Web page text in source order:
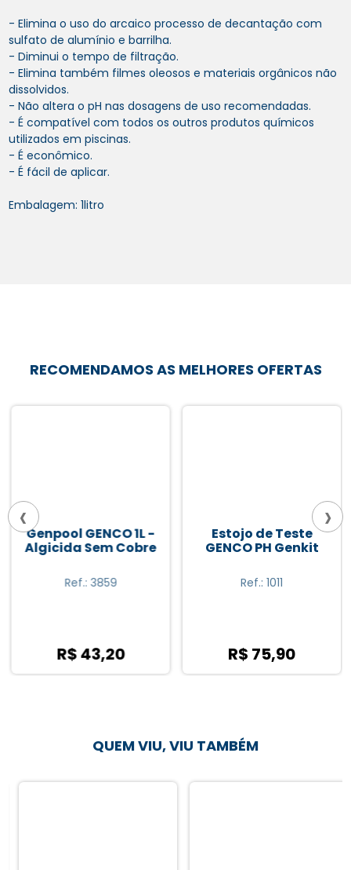
- Elimina o uso do arcaico processo de decantação com
sulfato de alumínio e barrilha.
- Diminui o tempo de filtração.
- Elimina também filmes oleosos e materiais orgânicos não
dissolvidos.
- Não altera o pH nas dosagens de uso recomendadas.
- É compatível com todos os outros produtos químicos
utilizados em piscinas.
- É econômico.
- É fácil de aplicar.
Embalagem: 1litro
RECOMENDAMOS AS MELHORES OFERTAS
Genpool GENCO 1L -
Algicida Sem Cobre
Ref.: 3859
R$ 43,20
Estojo de Teste
GENCO PH Genkit
Ref.: 1011
R$ 75,90
‹ ›
QUEM VIU, VIU TAMBÉM